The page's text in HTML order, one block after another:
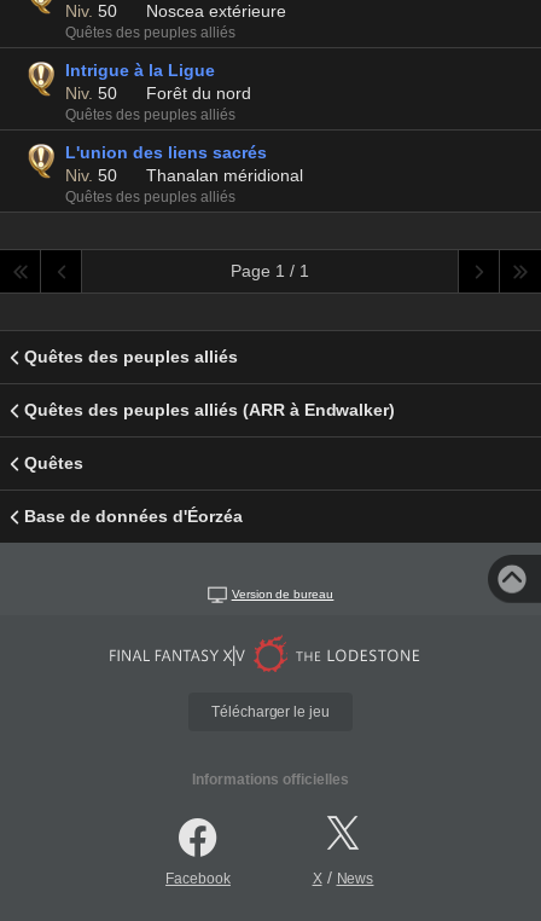
Niv. 50 Noscea extérieure
Quêtes des peuples alliés
Intrigue à la Ligue
Niv. 50 Forêt du nord
Quêtes des peuples alliés
L'union des liens sacrés
Niv. 50 Thanalan méridional
Quêtes des peuples alliés
Page 1 / 1
Quêtes des peuples alliés
Quêtes des peuples alliés (ARR à Endwalker)
Quêtes
Base de données d'Éorzéa
Version de bureau
Télécharger le jeu
Informations officielles
Facebook X/ News